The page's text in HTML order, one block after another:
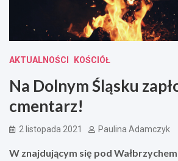
AKTUALNOŚCI KOŚCIÓŁ
Na Dolnym Śląsku
cmentarz!
2 listopada 2021 Paulina Adamczyk
W znajdującym się pod